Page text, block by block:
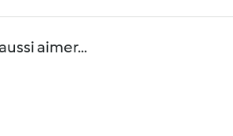
aimer...